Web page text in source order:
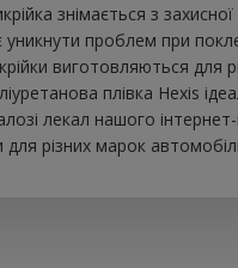
знімається з
проблем при
виготовляються
плівка Hexis
лекал нашого
різних марок